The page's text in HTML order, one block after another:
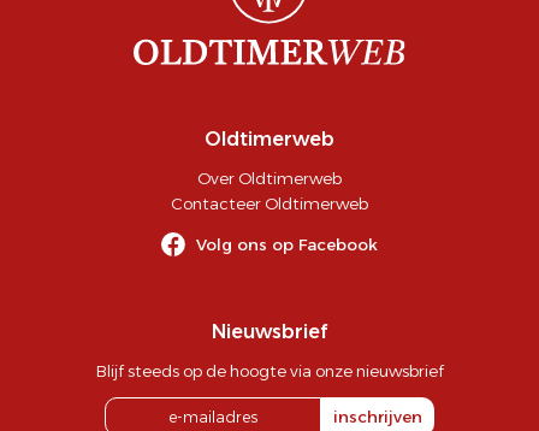
Oldtimerweb
Over Oldtimerweb
Contacteer Oldtimerweb
Volg ons op Facebook
Nieuwsbrief
Blijf steeds op de hoogte via onze nieuwsbrief
inschrijven